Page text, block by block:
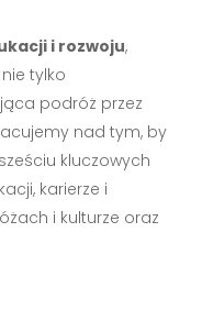
i rozwoju,
tylko
podróż przez
nad tym, by
kluczowych
karierze i
i kulturze oraz